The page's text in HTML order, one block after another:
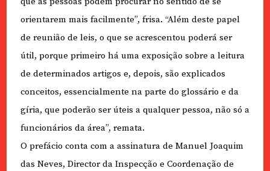
orientarem mais facilmente”, frisa. “Além deste papel
de reunião de leis, o que se acrescentou poderá ser
útil, porque primeiro há uma exposição sobre a leitura
de determinados artigos e, depois, são explicados
conceitos, essencialmente na parte do glossário e da
gíria, que poderão ser úteis a qualquer pessoa, não só a
funcionários da área”, remata.
O prefácio conta com a assinatura de Manuel Joaquim
das Neves, Director da Inspecção e Coordenação de